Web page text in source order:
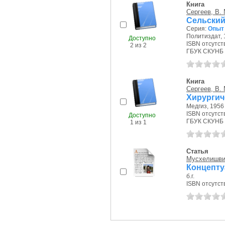
Доступно
2 из 2
Книга
Сергеев, В.
Серия: Опыт
Политиздат,
ISBN
ГБУК
Доступно
1 из 1
Книга
Сергеев, В.
Медгиз, 1956
ISBN
ГБУК
Статья
б.г.
ISBN